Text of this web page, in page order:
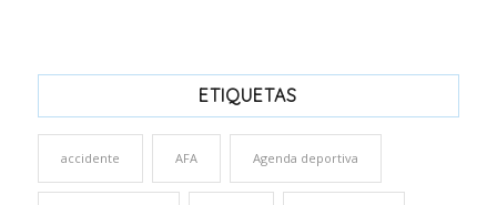
ETIQUETAS
accidente AFA Agenda deportiva